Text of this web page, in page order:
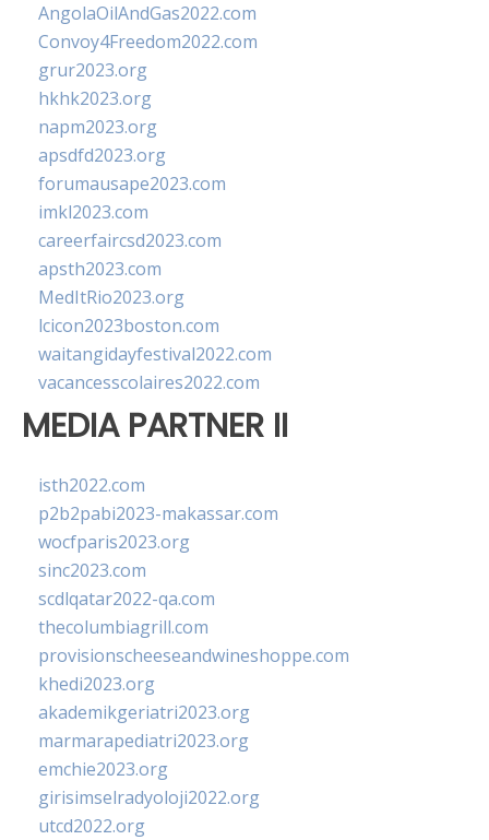
AngolaOilAndGas2022.com
Convoy4Freedom2022.com
grur2023.org
hkhk2023.org
napm2023.org
apsdfd2023.org
forumausape2023.com
imkl2023.com
careerfaircsd2023.com
apsth2023.com
MedItRio2023.org
lcicon2023boston.com
waitangidayfestival2022.com
vacancesscolaires2022.com
MEDIA PARTNER II
isth2022.com
p2b2pabi2023-makassar.com
wocfparis2023.org
sinc2023.com
scdlqatar2022-qa.com
thecolumbiagrill.com
provisionscheeseandwineshoppe.com
khedi2023.org
akademikgeriatri2023.org
marmarapediatri2023.org
emchie2023.org
girisimselradyoloji2022.org
utcd2022.org